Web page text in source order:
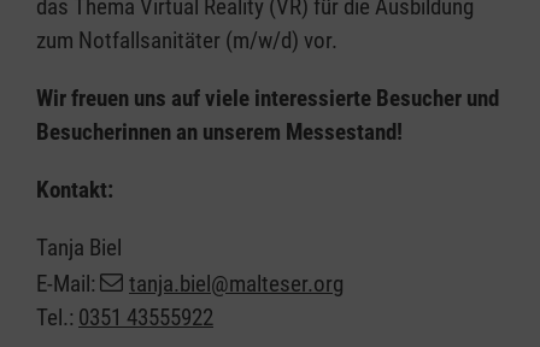
das Thema Virtual Reality (VR) für die Ausbildung
zum Notfallsanitäter (m/w/d) vor.
Wir freuen uns auf viele interessierte Besucher und
Besucherinnen an unserem Messestand!
Kontakt:
Tanja Biel
E-Mail:
tanja.biel@malteser.org
Tel.: 0351 43555922